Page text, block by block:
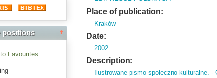
positions
Favourites
Place of publication:
Kraków
Date:
2002
Description:
Ilustrowane pismo społeczno-kulturalne. -